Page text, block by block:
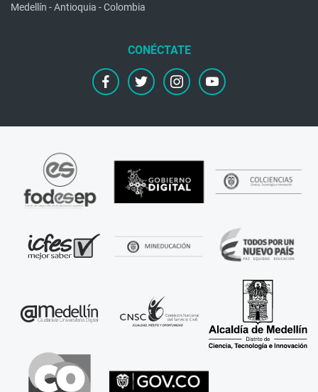
Medellín - Antioquia - Colombia